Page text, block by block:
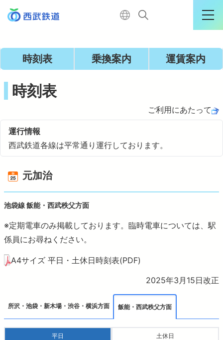
運行情報詳細
TOP
電車に乗る
暮らす
おでかけ
より安全に・快適に
企業情報
時刻表 乗換案内 運賃案内
時刻表
ご利用にあたって
運行情報
西武鉄道各線は平常通り運行しております。
元加治
池袋線 飯能・西武秩父方面
※定期電車のみ掲載しております。臨時電車については、駅
係員にお尋ねください。
A4サイズ 平日・土休日時刻表(PDF)
2025年3月15日改正
所沢・池袋・新木場・渋谷・横浜方面 飯能・西武秩父方面
平日 土休日